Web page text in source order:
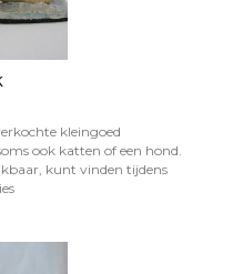
kleingoed
ook katten of een hond.
kunt vinden tijdens